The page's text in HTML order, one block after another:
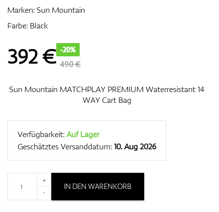
Entfernungsmesser & GPS
Marken:Sun Mountain
Farbe: Black
392€ -20%
490 €
Sun Mountain MATCHPLAY PREMIUM Waterresistant 14
WAY Cart Bag
Verfügbarkeit:Auf Lager
Geschätztes Versanddatum:10. Aug 2026
+
-
IN DEN WARENKORB